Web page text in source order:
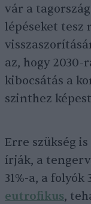
vár a
lépéseket tesz
az, hogy 2030-
kibocsátás a
szinthez
Erre szükség
írják, a
31%-a, a folyók
eutrofikus,